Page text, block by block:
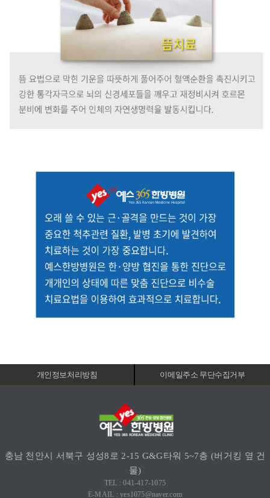
개인정보처리방침 이메일주소 무단수집거부
충남 천안시 서북구 성성8로 2-15 G&G타워 5~7층 (버거킹 옆 건
물)
TEL : 041-417-1075
E-MAIL : yes1075@naver.com